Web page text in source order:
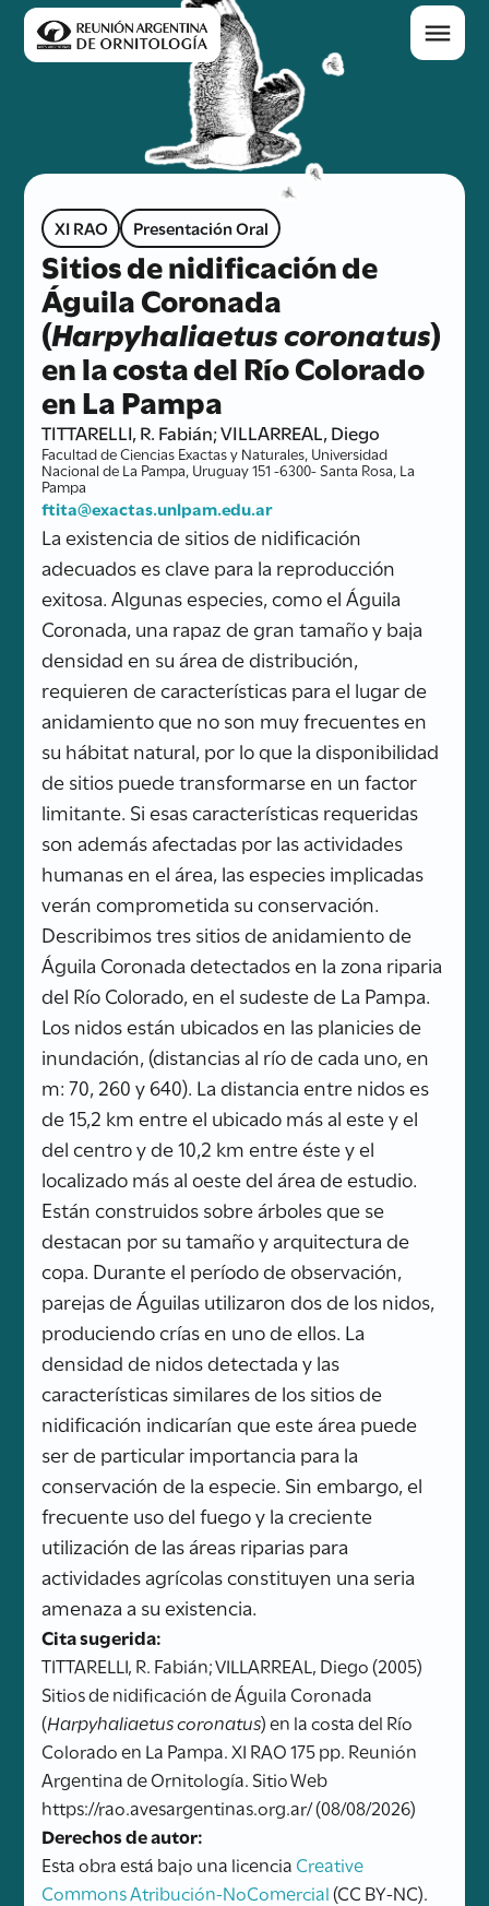
XI RAO Presentación Oral
Sitios de nidificación de
Águila Coronada
(Harpyhaliaetus coronatus)
en la costa del Río Colorado
en La Pampa
TITTARELLI, R. Fabián; VILLARREAL, Diego
Facultad de Ciencias Exactas y Naturales, Universidad
Nacional de La Pampa, Uruguay 151 -6300- Santa Rosa, La
Pampa
ftita@exactas.unlpam.edu.ar
La existencia de sitios de nidificación
adecuados es clave para la reproducción
exitosa. Algunas especies, como el Águila
Coronada, una rapaz de gran tamaño y baja
densidad en su área de distribución,
requieren de características para el lugar de
anidamiento que no son muy frecuentes en
su hábitat natural, por lo que la disponibilidad
de sitios puede transformarse en un factor
limitante. Si esas características requeridas
son además afectadas por las actividades
humanas en el área, las especies implicadas
verán comprometida su conservación.
Describimos tres sitios de anidamiento de
Águila Coronada detectados en la zona riparia
del Río Colorado, en el sudeste de La Pampa.
Los nidos están ubicados en las planicies de
inundación, (distancias al río de cada uno, en
m: 70, 260 y 640). La distancia entre nidos es
de 15,2 km entre el ubicado más al este y el
del centro y de 10,2 km entre éste y el
localizado más al oeste del área de estudio.
Están construidos sobre árboles que se
destacan por su tamaño y arquitectura de
copa. Durante el período de observación,
parejas de Águilas utilizaron dos de los nidos,
produciendo crías en uno de ellos. La
densidad de nidos detectada y las
características similares de los sitios de
nidificación indicarían que este área puede
ser de particular importancia para la
conservación de la especie. Sin embargo, el
frecuente uso del fuego y la creciente
utilización de las áreas riparias para
actividades agrícolas constituyen una seria
amenaza a su existencia.
Cita sugerida:
TITTARELLI, R. Fabián; VILLARREAL, Diego (2005)
Sitios de nidificación de Águila Coronada
(Harpyhaliaetus coronatus) en la costa del Río
Colorado en La Pampa. XI RAO 175 pp. Reunión
Argentina de Ornitología. Sitio Web
https://rao.avesargentinas.org.ar/ (08/08/2026)
Derechos de autor:
Esta obra está bajo una licencia Creative
Commons Atribución-NoComercial(CC BY-NC).